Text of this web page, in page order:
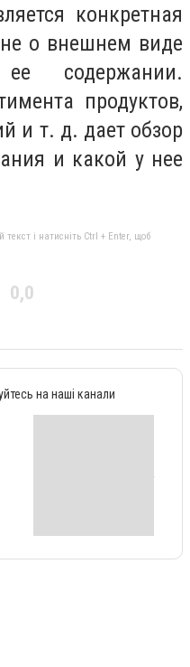
конкретная
о внешнем виде
содержании.
продуктов,
и т. д. дает обзор
и какой у нее
і натисніть Ctrl + Enter, щоб
0,0
на наші канали